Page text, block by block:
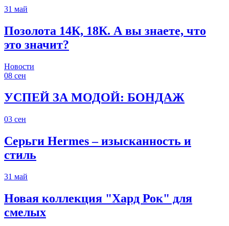
31 май
Позолота 14К, 18К. А вы знаете, что
это значит?
Новости
08 сен
УСПЕЙ ЗА МОДОЙ: БОНДАЖ
03 сен
Серьги Hermes – изысканность и
стиль
31 май
Новая коллекция "Хард Рок" для
смелых